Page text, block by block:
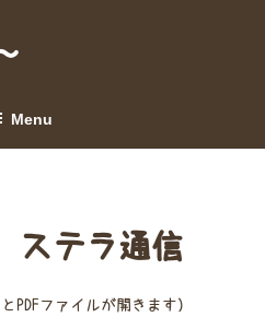
Menu
ステラ通信
PDFファイルが開きます）